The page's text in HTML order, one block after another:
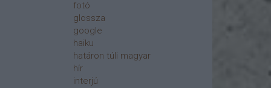
fotó
glossza
google
haiku
határon túli magyar
hír
interjú